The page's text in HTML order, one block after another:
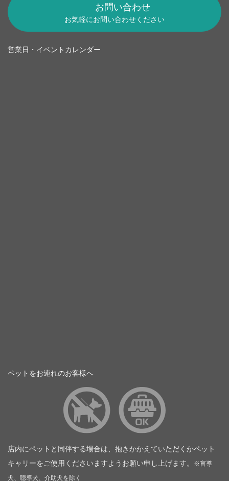
お問い合わせ
お気軽にお問い合わせください
営業日・イベントカレンダー
ペットをお連れのお客様へ
店内にペットと同伴する場合は、抱きかかえていただくかペット
キャリーをご使用くださいますようお願い申し上げます。
※盲導
犬、聴導犬、介助犬を除く